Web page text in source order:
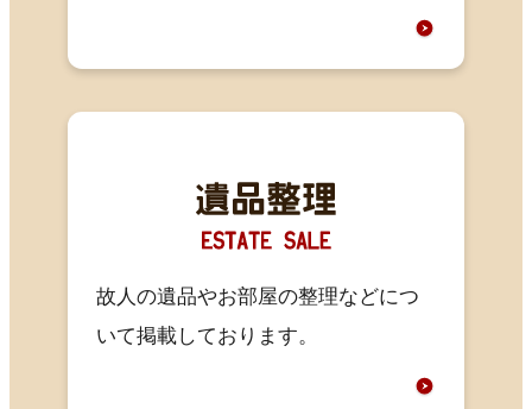
故人の遺品やお部屋の整理などにつ
いて掲載しております。